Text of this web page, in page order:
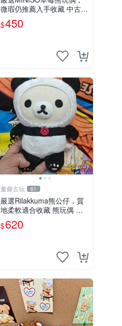
微瑕仍推薦入手收藏 中古 M
INISO 草莓熊 玩具 收藏
$450
董爺古玩 61
嚴選Rilakkuma熊公仔，質
地柔軟適合收藏 熊玩偶 柔
軟 公仔 收藏
$620